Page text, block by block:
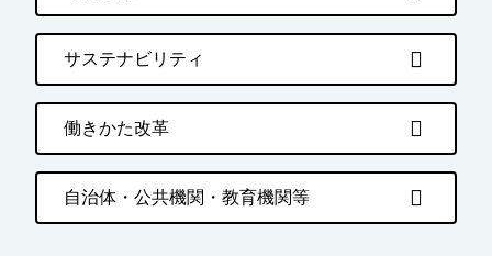
サステナビリティ
働きかた改革
自治体・公共機関・教育機関等